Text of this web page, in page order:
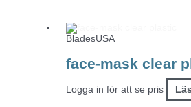
BladesUSA
face-mask clear
Logga in för att se pris